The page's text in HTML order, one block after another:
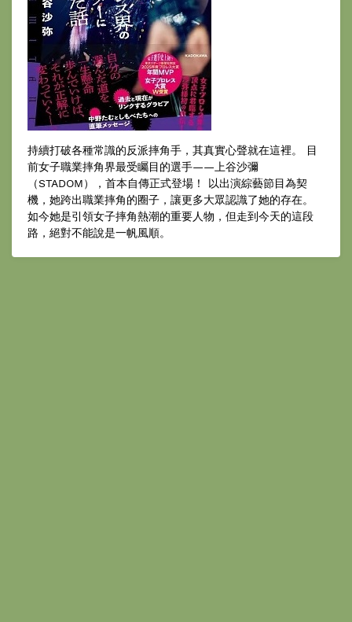
持續打破各種常識的反派摔角手，其真實心聲就在這裡。 目
前女子職業摔角界最受矚目的選手——上谷沙彌
（STADOM），首本自傳正式登場！ 以出演綜藝節目為契
機，她跨出職業摔角的圈子，讓更多大眾認識了她的存在。
如今她是引領女子摔角熱潮的重要人物，但走到今天的這段
路，絕對不能說是一帆風順。